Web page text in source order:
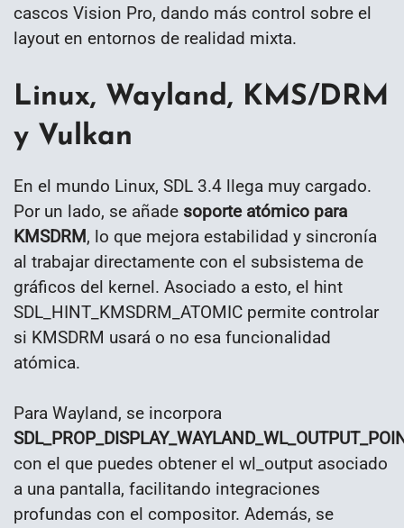
cascos Vision Pro, dando más control sobre el
layout en entornos de realidad mixta.
Linux, Wayland, KMS/DRM
y Vulkan
En el mundo Linux, SDL 3.4 llega muy cargado.
Por un lado, se añade soporte atómico para
KMSDRM, lo que mejora estabilidad y sincronía
al trabajar directamente con el subsistema de
gráficos del kernel. Asociado a esto, el hint
SDL_HINT_KMSDRM_ATOMIC permite controlar
si KMSDRM usará o no esa funcionalidad
atómica.
Para Wayland, se incorpora
con el que puedes obtener el wl_output asociado
a una pantalla, facilitando integraciones
profundas con el compositor. Además, se